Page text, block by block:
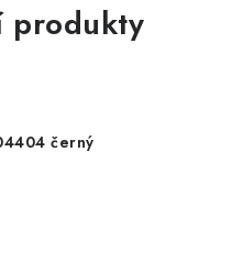
produkty
černý